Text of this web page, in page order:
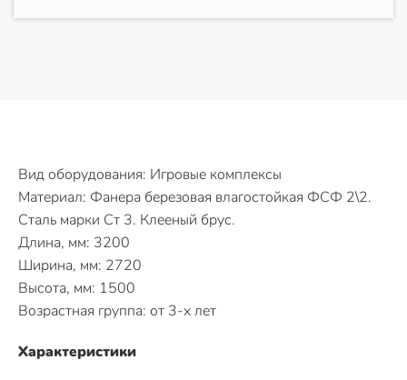
Вид оборудования: Игровые комплексы
Материал: Фанера березовая влагостойкая ФСФ 2\2.
Сталь марки Ст 3. Клееный брус.
Длина, мм: 3200
Ширина, мм: 2720
Высота, мм: 1500
Возрастная группа: от 3-х лет
Характеристики